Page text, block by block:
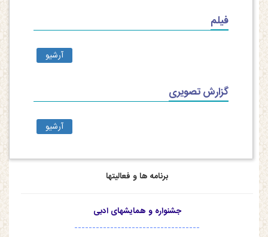
فیلم
آرشیو
گزارش تصویری
آرشیو
برنامه ها و فعالیتها
جشنواره و همایشهای ادبی
-----------------------------------